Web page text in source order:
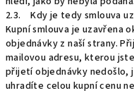
2.3. Kdy je tedy smlouva
Kupní smlouva je uzavřena
objednávky z naší strany.
mailovou adresu, kterou
přijetí objednávky nedošlo,
uhradíte celou kupní cenu